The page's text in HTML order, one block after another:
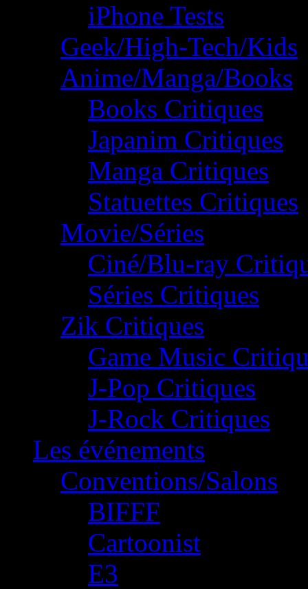
iPhone Tests
Geek/High-Tech/Kids
Anime/Manga/Books
Books Critiques
Japanim Critiques
Manga Critiques
Statuettes Critiques
Movie/Séries
Ciné/Blu-ray
Séries Critiques
Zik Critiques
Game Music
J-Pop Critiques
J-Rock Critiques
Les événements
Conventions/Salons
BIFFF
Cartoonist
E3